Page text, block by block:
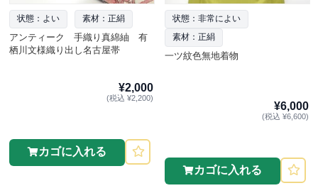
状態：よい 素材：正絹
アンティーク 手織り真綿紬 有
栖川文様織り出し名古屋帯
¥2,000
(税込 ¥2,200)
カゴに入れる
状態：非常によい
素材：正絹
一ツ紋色無地着物
¥6,000
(税込 ¥6,600)
カゴに入れる